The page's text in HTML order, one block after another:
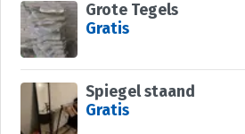
Grote Tegels
Gratis
Spiegel staand
Gratis